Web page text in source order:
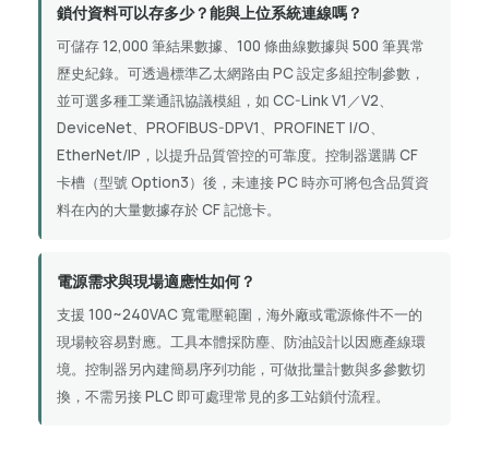
鎖付資料可以存多少？能與上位系統連線嗎？
可儲存 12,000 筆結果數據、100 條曲線數據與 500 筆異常
歷史紀錄。可透過標準乙太網路由 PC 設定多組控制參數，
並可選多種工業通訊協議模組，如 CC-Link V1／V2、
DeviceNet、PROFIBUS-DPV1、PROFINET I/O、
EtherNet/IP，以提升品質管控的可靠度。控制器選購 CF
卡槽（型號 Option3）後，未連接 PC 時亦可將包含品質資
料在內的大量數據存於 CF 記憶卡。
電源需求與現場適應性如何？
支援 100~240VAC 寬電壓範圍，海外廠或電源條件不一的
現場較容易對應。工具本體採防塵、防油設計以因應產線環
境。控制器另內建簡易序列功能，可做批量計數與多參數切
換，不需另接 PLC 即可處理常見的多工站鎖付流程。